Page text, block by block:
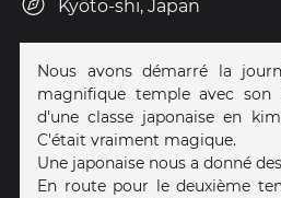
Kyōto-shi, Japan
Nous avons démarré la
magnifique temple avec son
d'une classe japonaise en
C'était vraiment magique.
Une japonaise nous a donné
En route pour le deuxième